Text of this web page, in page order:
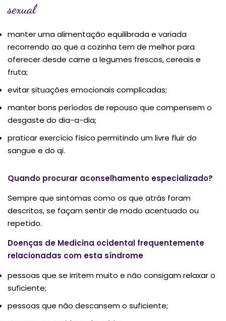
sexual
manter uma alimentação equilibrada e variada
recorrendo ao que a cozinha tem de melhor para
oferecer desde carne a legumes frescos, cereais e
fruta;
evitar situações emocionais complicadas;
manter bons períodos de repouso que compensem o
desgaste do dia-a-dia;
praticar exercício físico permitindo um livre fluir do
sangue e do qi.
Quando procurar aconselhamento especializado?
Sempre que sintomas como os que atrás foram
descritos, se façam sentir de modo acentuado ou
repetido.
Doenças de Medicina ocidental frequentemente
relacionadas com esta síndrome
pessoas que se irritem muito e não consigam relaxar o
suficiente;
pessoas que não descansem o suficiente;